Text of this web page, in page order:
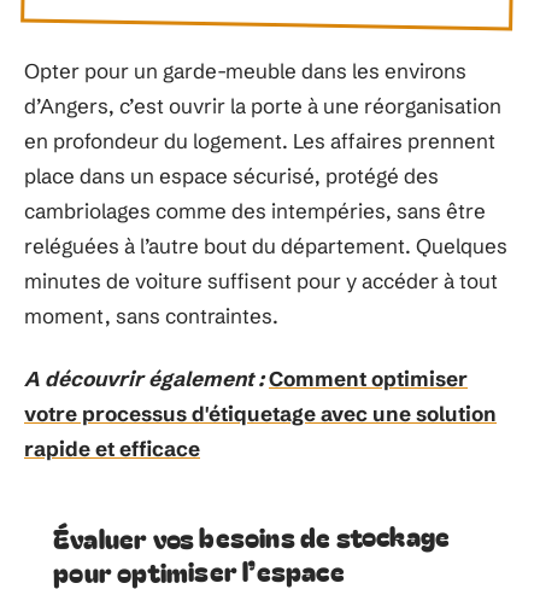
Opter pour un garde-meuble dans les environs
d’Angers, c’est ouvrir la porte à une réorganisation
en profondeur du logement. Les affaires prennent
place dans un espace sécurisé, protégé des
cambriolages comme des intempéries, sans être
reléguées à l’autre bout du département. Quelques
minutes de voiture suffisent pour y accéder à tout
moment, sans contraintes.
A découvrir également :Comment optimiser
votre processus d'étiquetage avec une solution
rapide et efficace
Évaluer vos besoins de stockage
pour optimiser l’espace